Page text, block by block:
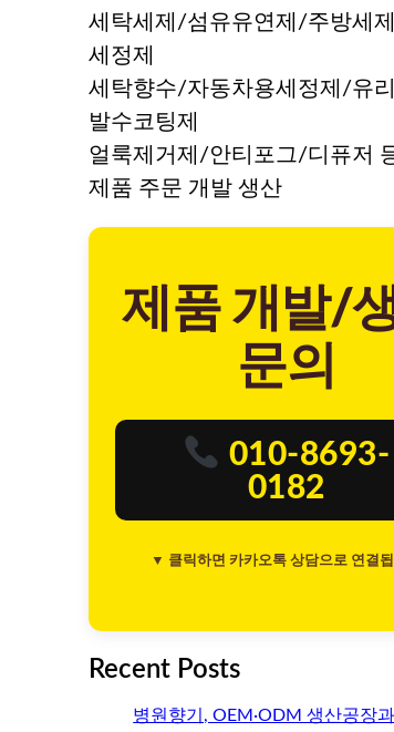
세탁세제/섬유유연제/주방세
세정제
세탁향수/자동차용세정제/유
발수코팅제
얼룩제거제/안티포그/디퓨저
제품 주문 개발 생산
제품 개발/
문의
010-8693-
0182
▼ 클릭하면 카카오톡 상담으로 연결
Recent Posts
병원향기, OEM·ODM 생산공장